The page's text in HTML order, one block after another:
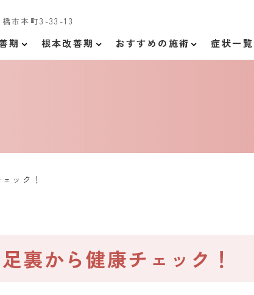
市本町3-33-13
期 根本改善期 おすすめの施術 症状一覧
ック！
足裏から健康チェック！